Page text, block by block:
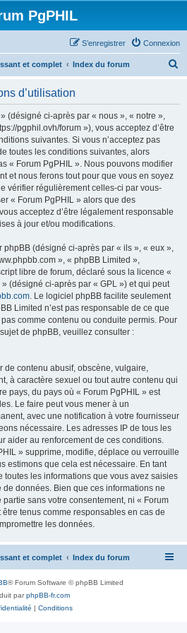
PgPHIL
Connexion
S’enregistrer
et complet Index du forum
d’utilisation
(désigné ci-après par « nous », « notre »,
pgphil.ovh/forum »), vous acceptez d’être
suivantes. Si vous n’acceptez pas
toutes les conditions suivantes, alors
« Forum PgPHIL ». Nous pouvons modifier
et nous ferons tout pour que vous en soyez
vérifier régulièrement celles-ci par vous-
« Forum PgPHIL » alors que des
acceptez d’être légalement responsable
à jour et/ou modifications.
phpBB (désigné ci-après par « ils », « eux »,
», « phpBB Limited »,
libre de forum, déclaré sous la licence «
» (désigné ci-après par « GPL ») et qui peut
. Le logiciel phpBB facilite seulement
Limited n’est pas responsable de ce que
comme contenu ou conduite permis. Pour
de phpBB, veuillez consulter :
de contenu abusif, obscène, vulgaire,
à caractère sexuel ou tout autre contenu qui
pays, du pays où « Forum PgPHIL » est
Le faire peut vous mener à un
avec une notification à votre fournisseur
nécessaire. Les adresses IP de tous les
aider au renforcement de ces conditions.
» supprime, modifie, déplace ou verrouille
estimons que cela est nécessaire. En tant
toutes les informations que vous avez saisies
données. Bien que ces informations ne
sans votre consentement, ni « Forum
tenus comme responsables en cas de
les données.
et complet Index du forum
® Forum Software © phpBB Limited
parphpBB-fr.com
| Conditions